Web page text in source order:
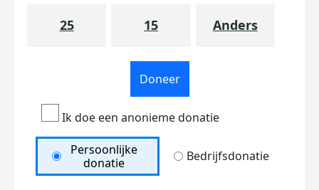
25 15 Anders
Doneer
Ik doe een anonieme donatie
Persoonlijke
donatie
Bedrijfsdonatie